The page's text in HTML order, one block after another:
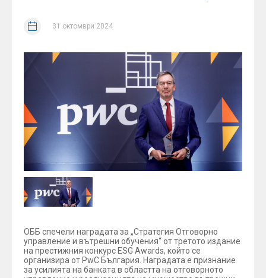
31 октомври 2024
ОББ спечели наградата за „Стратегия Отговорно
управление и вътрешни обучения“ от третото издание
на престижния конкурс ESG Awards, който се
организира от PwC България. Наградата е признание
за усилията на банката в областта на отговорното